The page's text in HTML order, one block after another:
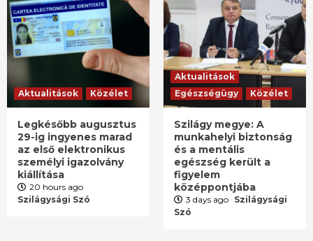
Aktualitások Közélet
Legkésőbb augusztus
29-ig ingyenes marad
az első elektronikus
személyi igazolvány
kiállítása
20 hours ago
Szilágysági Szó
Aktualitások
Egészségügy
Közélet
Szilágy megye: A
munkahelyi biztonság
és a mentális
egészség került a
figyelem
középpontjába
3 days ago Szilágysági
Szó